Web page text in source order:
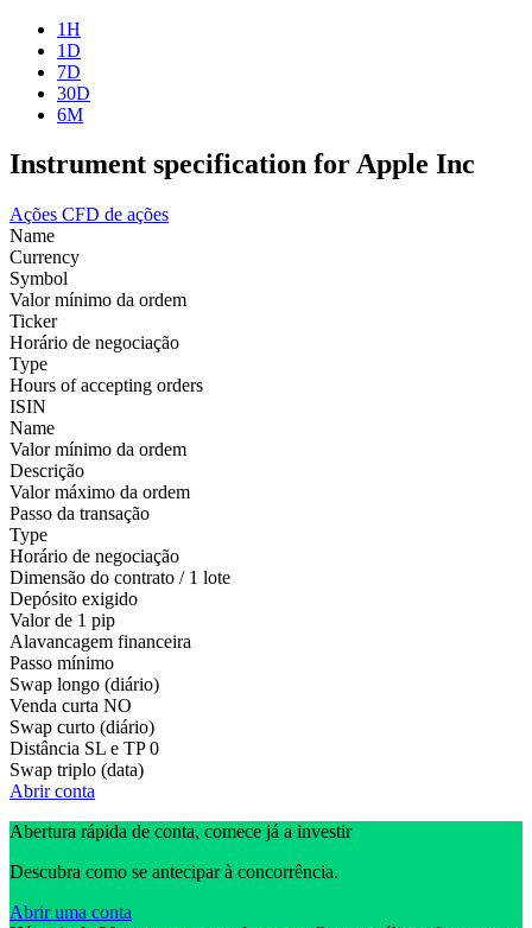
1H
1D
7D
30D
6M
Instrument specification for Apple Inc
Ações CFD de ações
Name
Currency
Symbol
Valor mínimo da ordem
Ticker
Horário de negociação
Type
Hours of accepting orders
ISIN
Name
Valor mínimo da ordem
Descrição
Valor máximo da ordem
Passo da transação
Type
Horário de negociação
Dimensão do contrato / 1 lote
Depósito exigido
Valor de 1 pip
Alavancagem financeira
Passo mínimo
Swap longo (diário)
Venda curta NO
Swap curto (diário)
Distância SL e TP 0
Swap triplo (data)
Abrir conta
Abertura rápida de conta, comece já a investir
Descubra como se antecipar à concorrência.
Abrir uma conta